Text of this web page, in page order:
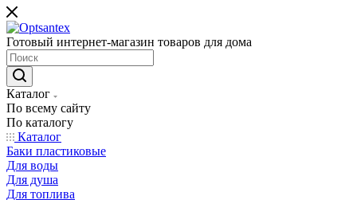
Готовый интернет-магазин товаров для дома
Каталог
По всему сайту
По каталогу
Каталог
Баки пластиковые
Для воды
Для душа
Для топлива